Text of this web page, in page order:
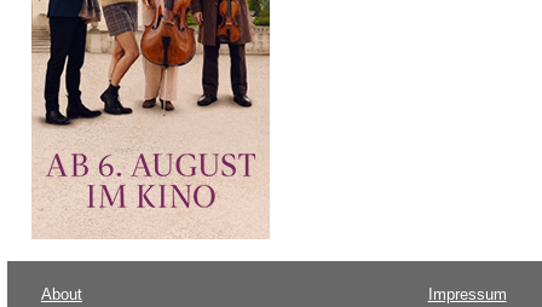
About Impressum